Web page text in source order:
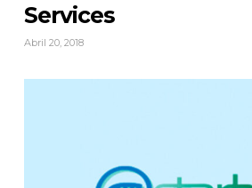
Services
Abril 20, 2018